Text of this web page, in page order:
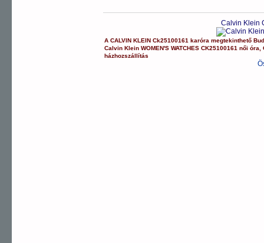
Calvin Klein
ACALVIN KLEIN Ck25100161 karóra megtekinthető
Calvin Klein WOMEN'S WATCHES CK25100161 női óra ,
házhozszállítás